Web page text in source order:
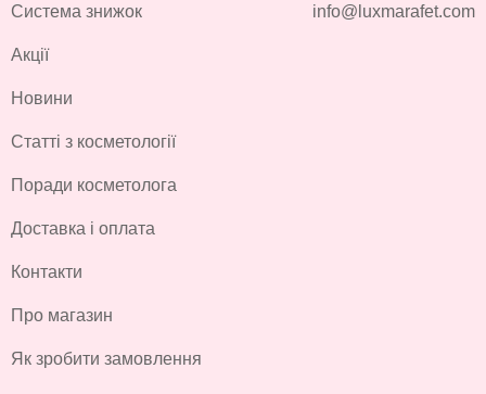
Система знижок
Акції
Новини
Статті з косметології
Поради косметолога
Доставка і оплата
Контакти
Про магазин
Як зробити замовлення
info@luxmarafet.com